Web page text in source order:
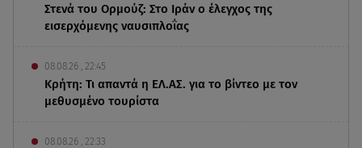
Στενά του Ορμούζ: Στο Ιράν ο έλεγχος της
εισερχόμενης ναυσιπλοΐας
08.08.26 , 22:45
Κρήτη: Τι απαντά η ΕΛ.ΑΣ. για το βίντεο με τον
μεθυσμένο τουρίστα
08.08.26 , 22:33